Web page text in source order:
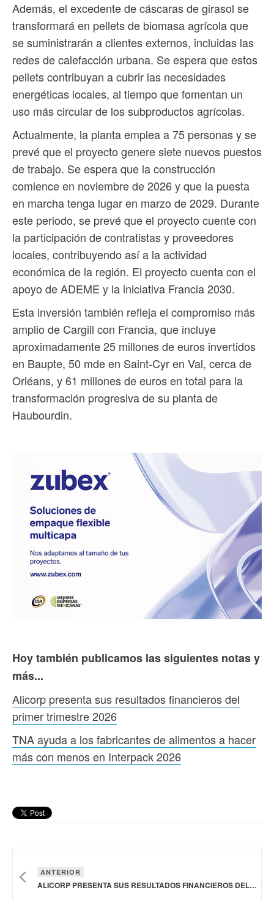
Además, el excedente de cáscaras de girasol se
transformará en pellets de biomasa agrícola que
se suministrarán a clientes externos, incluidas las
redes de calefacción urbana. Se espera que estos
pellets contribuyan a cubrir las necesidades
energéticas locales, al tiempo que fomentan un
uso más circular de los subproductos agrícolas.
Actualmente, la planta emplea a 75 personas y se
prevé que el proyecto genere siete nuevos puestos
de trabajo. Se espera que la construcción
comience en noviembre de 2026 y que la puesta
en marcha tenga lugar en marzo de 2029. Durante
este periodo, se prevé que el proyecto cuente con
la participación de contratistas y proveedores
locales, contribuyendo así a la actividad
económica de la región. El proyecto cuenta con el
apoyo de ADEME y la iniciativa Francia 2030.
Esta inversión también refleja el compromiso más
amplio de Cargill con Francia, que incluye
aproximadamente 25 millones de euros invertidos
en Baupte, 50 mde en Saint-Cyr en Val, cerca de
Orléans, y 61 millones de euros en total para la
transformación progresiva de su planta de
Haubourdin.
Hoy también publicamos las siguientes notas y
más...
Alicorp presenta sus resultados financieros del
primer trimestre 2026
TNA ayuda a los fabricantes de alimentos a hacer
más con menos en Interpack 2026
ANTERIOR
ALICORP PRESENTA SUS RESULTADOS FINANCIEROS DEL PRIMER TRIMESTRE 2026